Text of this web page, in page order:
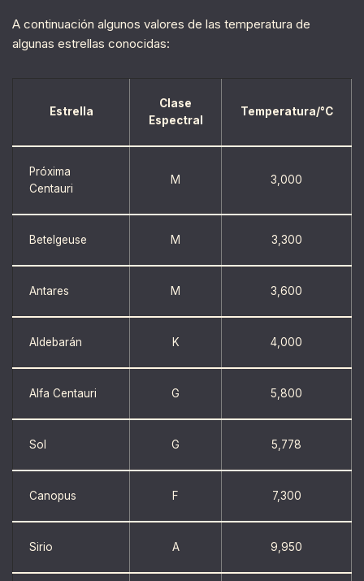
A continuación algunos valores de las temperatura de
algunas estrellas conocidas:
Estrella
Clase
Espectral
Temperatura/°C
Próxima
Centauri
M 3,000
Betelgeuse M 3,300
Antares M 3,600
Aldebarán K 4,000
Alfa Centauri G 5,800
Sol G 5,778
Canopus F 7,300
Sirio A 9,950